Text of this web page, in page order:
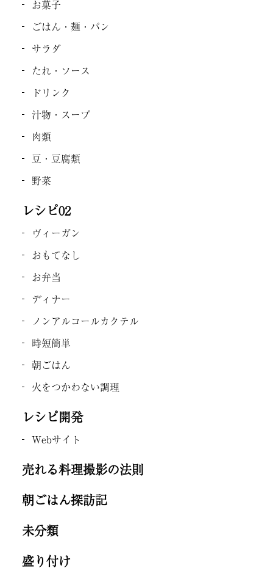
お菓子
ごはん・麺・パン
サラダ
たれ・ソース
ドリンク
汁物・スープ
肉類
豆・豆腐類
野菜
レシピ02
ヴィーガン
おもてなし
お弁当
ディナー
ノンアルコールカクテル
時短簡単
朝ごはん
火をつかわない調理
レシピ開発
Webサイト
売れる料理撮影の法則
朝ごはん探訪記
未分類
盛り付け